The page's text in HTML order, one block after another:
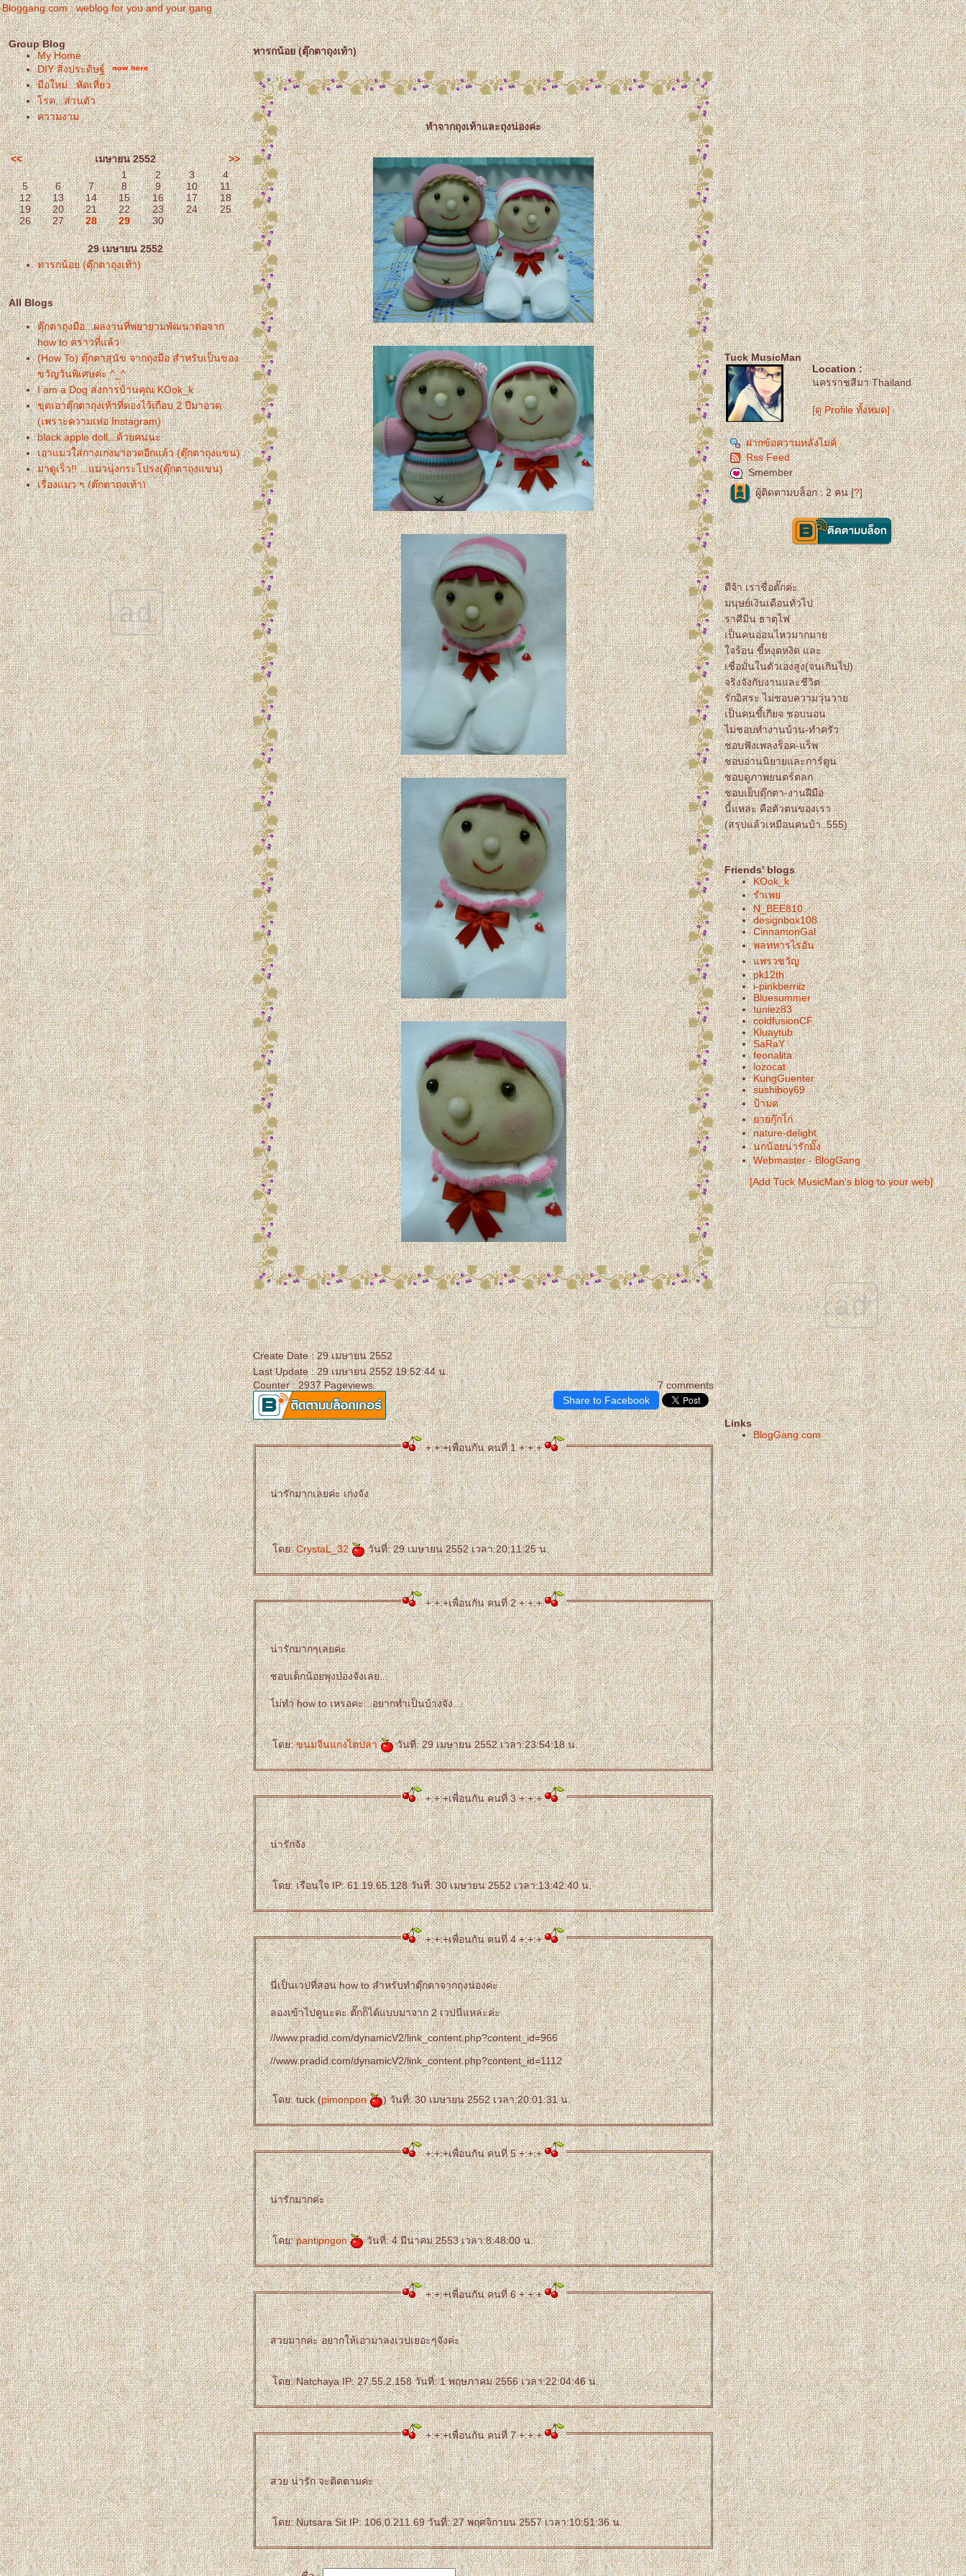
Bloggang.com : weblog for you and your gang
Group Blog
My Home
DIY สิ่งประดิษฐ์
มือใหม่...หัดเที่ยว
รค...ส่วนตัว
ความงาม
<< เมษายน 2552
>>
1
2 3
4
5
6 7 8 9 10
11
12
13 14 15 16 17
18
19
20 21 22 23 24
25
26
27 28 29 30
29 เมษายน 2552
ทารกน้อย (ตุ๊กตาถุงเท้า)
All Blogs
ตุ๊กตาถุงมือ...ผลงานที่พยายามพัฒนาต่อจาก
how to คราวที่แล้ว
(How To) ตุ๊กตาสุนัข จากถุงมือ สำหรับเป็นของ
ขวัญวันพิเศษค่ะ ^_^
I am a Dog ส่งการบ้านคุณ KOok_k
ขุดเอาตุ๊กตาถุงเท้าที่ดองไว้เกือบ 2 ปีมาอวด
(เพราะความเห่อ Instagram)
black apple doll...ด้วยคนนะ
เอาแมวใส่กางเกงมาอวดอีกแล้ว (ตุ๊กตาถุงแขน)
มาดูเร็ว!! ...แมวนุ่งกระโปรง(ตุ๊กตาถุงแขน)
เรื่องแมว ๆ (ตุ๊กตาถุงเท้า)
ไดโน...สีหวาน ๆ (ตุ๊กตาถุงเท้า)
กบ..โอ๊บ ๆ (ตุ๊กตาถุงเท้า)
ทารกน้อย (ตุ๊กตาถุงเท้า)
น้องหนูพุงป่อง (ตุ๊กตาถุงเท้า)
Boy & Girl
ตระกูลหมู (ตุ๊กตาถุงเท้า)
ผลสำเร็จที่ได้...จากการออกรายการวิทยุ
เปิดร้านไม่ทันไร...ก็ได้สัมภาษณ์สดทางรายการ
วิทยุ...หุหุหุ
เปิดร้านแล้วจ้า tuck_sock_doll
หมูของขวัญงานแต่ง
ไดโน...หมู (ตุ๊กตาถุงเท้า)
มวครับผม (ตุ๊กตาถุงเท้า)
หมีสันหลังยาว (จากถุงเท้า)
สารพัดสัตว์...ตุ๊กตาถุงเท้า
กระต่ายขี้เซา
ตุ๊กตาผึ้งน้อย (ไร้ปีก)
เรื่องหมู ๆ (ตุ๊กตาถุงท้า)
มวเหมียว (ตุ๊กตาถุงเท้า)
ครอบครัวนกฮูก
น้องหูมพวงกุญแจ
กระเป๋าหมู 3 สี
ชว์ของ...(ตุ๊กตาถุงเท้า)
ad
ทารกน้อย (ตุ๊กตาถุงเท้า)
ทำจากถุงเท้าและถุงน่องค่ะ
Create Date : 29 เมษายน 2552
Last Update : 29 เมษายน 2552 19:52:44 น.
7 comments
Counter : 2937 Pageviews.
Share to Facebook
+:+:+เพื่อนกัน คนที่ 1 +:+:+
น่ารักมากเลยค่ะ เก่งจัง
ดย:CrystaL_32 วันที่: 29 เมษายน 2552 เวลา:20:11:25 น.
+:+:+เพื่อนกัน คนที่ 2 +:+:+
น่ารักมากๆเลยค่ะ
ชอบเด็กน้อยพุงป่องจังเลย...
ไม่ทำ how to เหรอคะ...อยากทำเป็นบ้างจัง...
ดย:ขนมจีนแกงไตปลา วันที่: 29 เมษายน 2552 เวลา:23:54:18 น.
+:+:+เพื่อนกัน คนที่ 3 +:+:+
น่ารักจัง
ดย: เรือนใจ IP: 61.19.65.128 วันที่: 30 เมษายน 2552 เวลา:13:42:40 น.
+:+:+เพื่อนกัน คนที่ 4 +:+:+
นี่เป็นเวปที่สอน how to สำหรับทำตุ๊กตาจากถุงน่องค่ะ
ลองเข้าไปดูนะคะ ตั๊กก็ได้แบบมาจาก 2 เวปนี่แหล่ะค่ะ
//www.pradid.com/dynamicV2/link_content.php?content_id=966
//www.pradid.com/dynamicV2/link_content.php?content_id=1112
ดย: tuck (pimonpon ) วันที่: 30 เมษายน 2552 เวลา:20:01:31 น.
+:+:+เพื่อนกัน คนที่ 5 +:+:+
น่ารักมากค่ะ
ดย:pantipngon วันที่: 4 มีนาคม 2553 เวลา:8:48:00 น.
+:+:+เพื่อนกัน คนที่ 6 +:+:+
สวยมากค่ะ อยากให้เอามาลงเวปเยอะๆจังค่ะ
ดย: Natchaya IP: 27.55.2.158 วันที่: 1 พฤษภาคม 2556 เวลา:22:04:46 น.
+:+:+เพื่อนกัน คนที่ 7 +:+:+
สวย น่ารัก จะติดตามค่ะ
ดย: Nutsara Sit IP: 106.0.211.69 วันที่: 27 พฤศจิกายน 2557 เวลา:10:51:36 น.
Tuck MusicMan
Location :
นครราชสีมา Thailand
[ดู Profile ทั้งหมด]
ฝากข้อความหลังไมค์
Rss Feed
Smember
ผู้ติดตามบล็อก : 2 คน [?]
ดีจ้า เราชื่อตั๊กค่ะ
มนุษย์เงินเดือนทั่วไป
ราศีมีน ธาตุไฟ
เป็นคนอ่อนไหวมากมา
จร้อน ขี้หงุดหงิด และ
เชื่อมั่นในตัวเองสูง(จนเกินไป)
จริงจังกับงานและชีวิต
รักอิสระ ไม่ชอบความวุ่นวา
เป็นคนขี้เกียจ ชอบนอน
ไม่ชอบทำงานบ้าน-ทำครัว
ชอบฟังเพลงร็อค-แร็พ
ชอบอ่านนิยายและการ์ตูน
ชอบดูภาพยนตร์ตลก
ชอบเย็บตุ๊กตา-งานฝีมือ
นี้แหละ คือตัวตนของเรา
(สรุปแล้วเหมือนคนบ้า..555)
Friends' blogs
KOok_k
รำเพ
N_BEE810
designbox108
CinnamonGal
พลทหารไรอัน
พรวขวัญ
pk12th
i-pinkberriiz
Bluesummer
tuniez83
coldfusionCF
Kluaytub
SaRaY
feonalita
lozocat
KungGuenter
sushiboy69
ป้ามด
ายกุ๊กไ่ก่
nature-delight
นกน้อยน่ารักมั๊ง
Webmaster - BlogGang
[Add Tuck MusicMan's blog to your web]
ad
Links
BlogGang.com